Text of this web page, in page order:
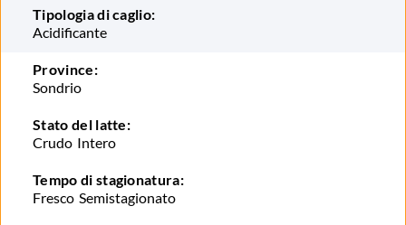
Tipologia di caglio:
Acidificante
Province:
Sondrio
Stato del latte:
Crudo Intero
Tempo di stagionatura:
Fresco Semistagionato